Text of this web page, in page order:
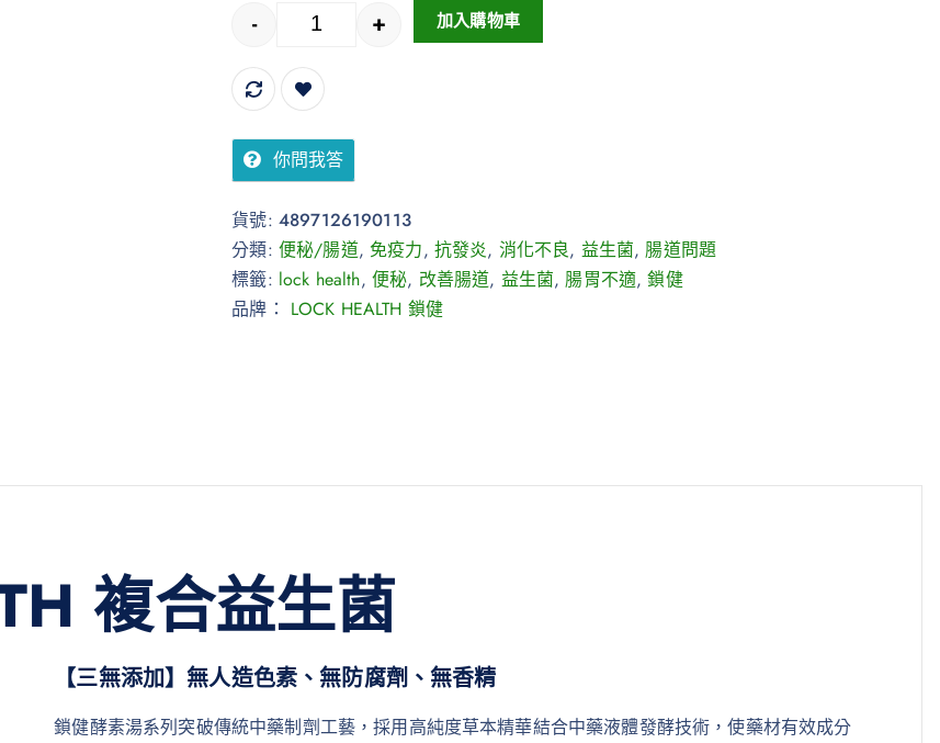
- + 加入購物車
你問我答
貨號: 4897126190113
分類: 便秘/腸道, 免疫力, 抗發炎, 消化不良, 益生菌,腸道問題
標籤: lock health, 便秘, 改善腸道, 益生菌,腸胃不適,鎖健
品牌： LOCK HEALTH 鎖健
複合益生菌
【三無添加】無人造色素、無防腐劑、無香精
鎖健酵素湯系列突破傳統中藥制劑工藝，採用高純度草本精華結合中藥液體發酵技術，使藥材有效成分